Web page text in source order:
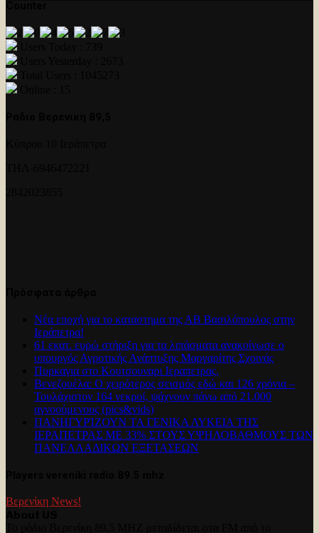
Νέα εποχή για το καταστημα της ΑΒ Βασιλόπουλος στην
Ιεράπετρα!
61 εκατ. ευρώ στήριξη για τα λιπάσματα ανακοίνωσε ο
υπουργός Αγροτικής Ανάπτυξης Μαργαρίτης Σχοινάς
Πυρκαγια στο Κουτσουναρι Ιεραπετρας.
Βενεζουέλα: Ο χειρότερος σεισμός εδώ και 126 χρόνια –
Τουλάχιστον 164 νεκροί, ψάχνουν πάνω από 21.000
αγνοούμενους (pics&vids)
ΠΑΝΗΓΥΡΊΖΟΥΝ ΤΑ ΓΕΝΙΚΑ ΛΥΚΕΙΑ ΤΗΣ
ΙΕΡΑΠΕΤΡΑΣ ΜΕ 33% ΣΤΟΥΣ ΥΨΗΛΟΒΑΘΜΟΥΣ ΤΩΝ
ΠΑΝΕΛΛΑΔΙΚΩΝ ΕΞΕΤΑΣΕΩΝ
Βερενίκη News!